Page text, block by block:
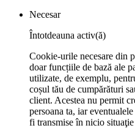
Necesar
Întotdeauna activ(ă)
Cookie-urile necesare din
doar funcțiile de bază ale
utilizate, de exemplu,
coșul tău de cumpărături
client. Acestea nu permit
persoana ta, iar
fi transmise în nicio